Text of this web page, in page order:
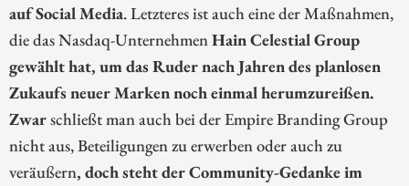
auf Social Media. Letzteres ist auch eine der Maßnahmen,
die das Nasdaq-UnternehmenHain Celestial Group
gewählt hat, um das Ruder nach Jahren des planlosen
Zukaufs neuer Marken noch einmal herumzureißen.
Zwarschließt man auch bei der Empire Branding Group
nicht aus, Beteiligungen zu erwerben oder auch zu
veräußern, doch steht der Community-Gedanke im